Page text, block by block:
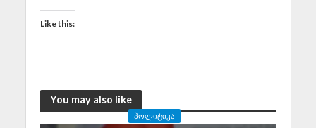
Like this:
You may also like
ᲞᲝᲚᲘᲢᲘᲙᲐ